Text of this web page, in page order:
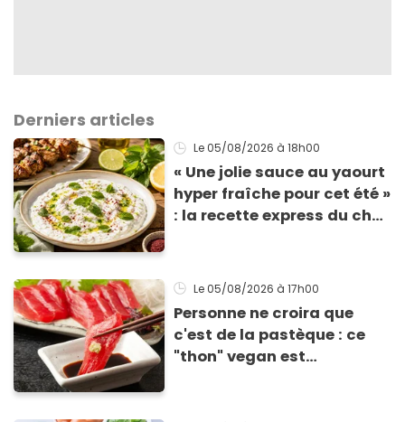
Derniers articles
Le 05/08/2026 à 18h00
« Une jolie sauce au yaourt
hyper fraîche pour cet été »
: la recette express du chef
grillades
Le 05/08/2026 à 17h00
Personne ne croira que
c'est de la pastèque : ce
"thon" vegan est